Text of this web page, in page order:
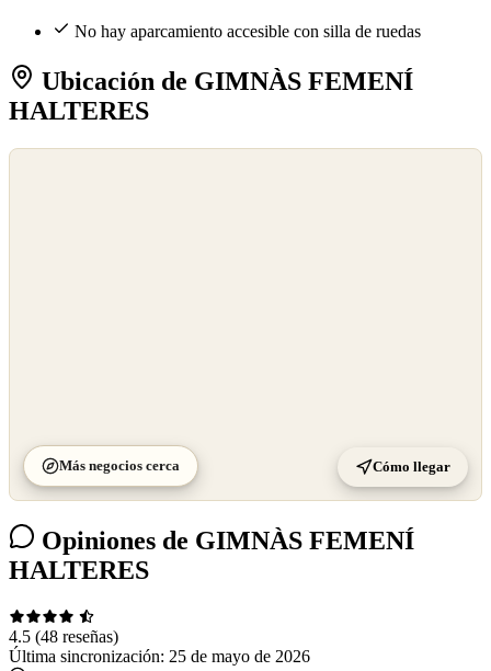
No hay aparcamiento accesible con silla de ruedas
Ubicación de GIMNÀS FEMENÍ
HALTERES
Más negocios cerca Cómo llegar
Opiniones de GIMNÀS FEMENÍ
HALTERES
4.5 (48 reseñas)
Última sincronización: 25 de mayo de 2026